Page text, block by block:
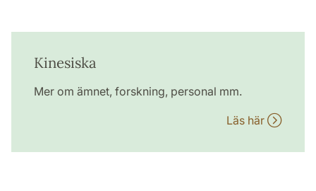
Kinesiska
Mer om ämnet, forskning, personal mm.
Läs här